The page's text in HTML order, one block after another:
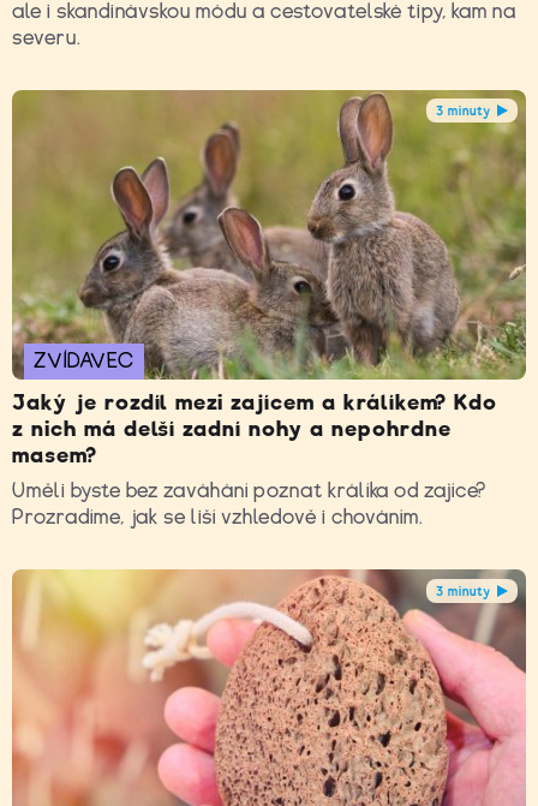
ale i skandinávskou módu a cestovatelské tipy, kam na
severu.
3 minuty
ZVÍDAVEC
Jaký je rozdíl mezi zajícem a králíkem? Kdo
z nich má delší zadní nohy a nepohrdne
masem?
Uměli byste bez zaváhání poznat králíka od zajíce?
Prozradíme, jak se liší vzhledově i chováním.
3 minuty